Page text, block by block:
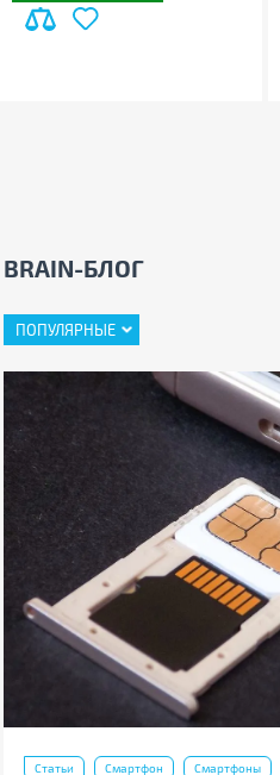
BRAIN-БЛОГ
ПОПУЛЯРНЫЕ
Статьи Смартфон Смартфоны